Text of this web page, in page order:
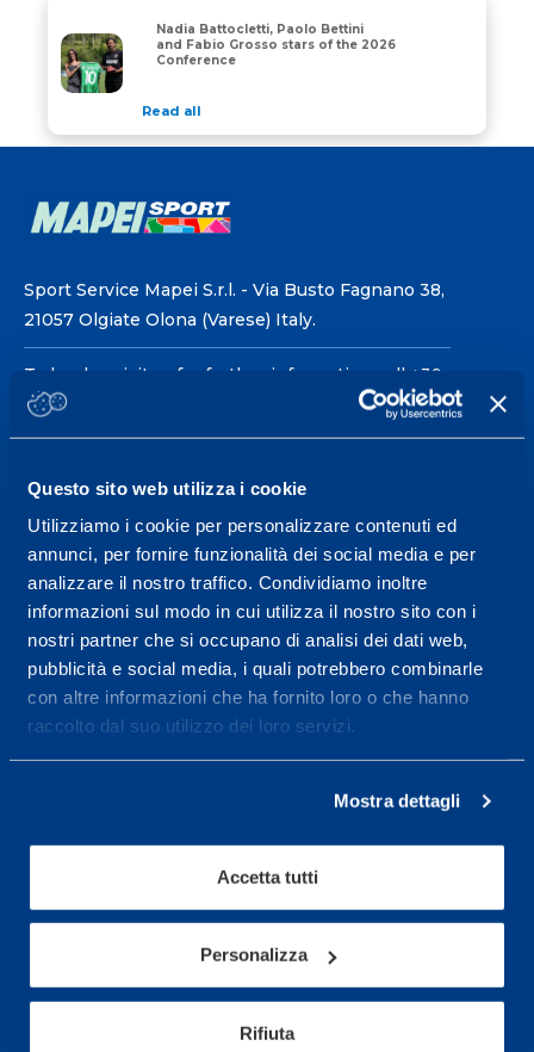
Questo sito web utilizza i cookie
Utilizziamo i cookie per personalizzare contenuti ed
annunci, per fornire funzionalità dei social media e per
analizzare il nostro traffico. Condividiamo inoltre
informazioni sul modo in cui utilizza il nostro sito con i
nostri partner che si occupano di analisi dei dati web,
pubblicità e social media, i quali potrebbero combinarle
con altre informazioni che ha fornito loro o che hanno
raccolto dal suo utilizzo dei loro servizi.
Mostra dettagli
Accetta tutti
Personalizza
Rifiuta
Nadia Battocletti, Paolo Bettini and Fabio Grosso
Nadia Battocletti, Paolo Bettini
and Fabio Grosso stars of the 2026
Conference
Read all
Sport Service Mapei S.r.l. - Via Busto Fagnano 38,
21057 Olgiate Olona (Varese) Italy.
To book a visit or for further information call +39
0331 575757, Monday to Friday 9.30-12.30 and
14.30-17.30.
RECEPTION OPENING HOURS
From Monday to Friday
08.30 - 18.30
Service center for high
performance and well-
being.